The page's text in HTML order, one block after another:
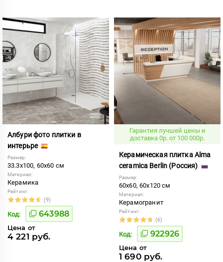
Албури фото плитки в
интерьре
Размер:
33.3x100, 60x60 см
Материал:
Керамика
Рейтинг:
(9)
Код: 643988
Цена от
4 221 руб.
Гарантия лучшей цены и
доставка 0р. от 100 000р.
Керамическая плитка Alma
ceramica Berlin (Россия)
Размер:
60x60, 60x120 см
Материал:
Керамогранит
Рейтинг:
(6)
Код: 922926
Цена от
1 690 руб.